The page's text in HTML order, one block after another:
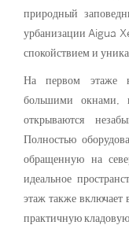
природный
урбанизации Aigua
спокойствием и
На первом этаже
большими окнами,
открываются
Полностью
обращенную на
идеальное
этаж также включает
практичную